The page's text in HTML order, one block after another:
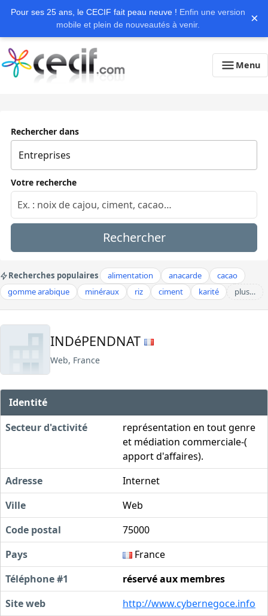
Pour ses 25 ans, le CECIF fait peau neuve ! Enfin une version
mobile et plein de nouveautés à venir.
×
Menu
Rechercher dans
Votre recherche
Rechercher
Recherches populaires alimentation anacarde
cacao
gomme arabique
minéraux riz ciment karité plus…
INDéPENDNAT
Web, France
Identité
Secteur d'activité
représentation en tout genre
et médiation commerciale-(
apport d'affaires).
Adresse
Internet
Ville
Web
Code postal
75000
Pays
France
Téléphone #1
réservé aux membres
Site web
http://www.cybernegoce.info